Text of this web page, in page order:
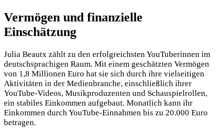
Vermögen und finanzielle
Einschätzung
Julia Beautx zählt zu den erfolgreichsten YouTuberinnen im
deutschsprachigen Raum. Mit einem geschätzten Vermögen
von 1,8 Millionen Euro hat sie sich durch ihre vielseitigen
Aktivitäten in der Medienbranche, einschließlich ihrer
YouTube-Videos, Musikproduzenten und Schauspielrollen,
ein stabiles Einkommen aufgebaut. Monatlich kann ihr
Einkommen durch YouTube-Einnahmen bis zu 20.000 Euro
betragen.